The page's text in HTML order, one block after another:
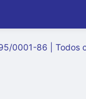
0001-86 |